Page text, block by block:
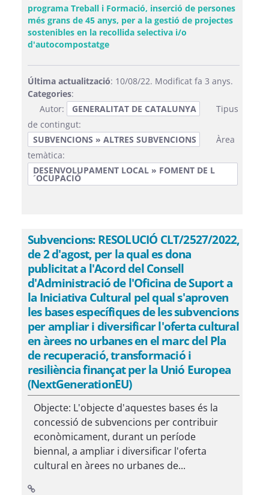
programa Treball i Formació, inserció de persones
més grans de 45 anys, per a la gestió de projectes
sostenibles en la recollida selectiva i/o
d'autocompostatge(Obre una finestra nova)
Última actualització: 10/08/22. Modificat fa 3 anys.
Categories:
Autor:
GENERALITAT DE CATALUNYA
Tipus
de contingut:
SUBVENCIONS » ALTRES SUBVENCIONS
Àrea
temàtica:
DESENVOLUPAMENT LOCAL » FOMENT DE L
´OCUPACIÓ
Subvencions: RESOLUCIÓ CLT/2527/2022,
de 2 d'agost, per la qual es dona
publicitat a l'Acord del Consell
d'Administració de l'Oficina de Suport a
la Iniciativa Cultural pel qual s'aproven
les bases específiques de les subvencions
per ampliar i diversificar l'oferta cultural
en àrees no urbanes en el marc del Pla
de recuperació, transformació i
resiliència finançat per la Unió Europea
(NextGenerationEU)
Objecte: L'objecte d'aquestes bases és la
concessió de subvencions per contribuir
econòmicament, durant un període
biennal, a ampliar i diversificar l'oferta
cultural en àrees no urbanes de...